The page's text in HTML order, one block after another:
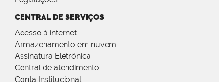
CENTRAL DE SERVIÇOS
Acesso à internet
Armazenamento em nuvem
Assinatura Eletrônica
Central de atendimento
Conta Institucional